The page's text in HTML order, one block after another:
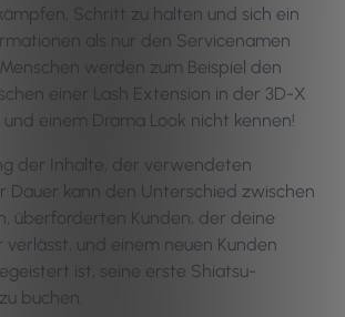
Schritt zu halten und sich ein
als nur den Servicenamen
werden zum Beispiel den
einer Lash Extension in der 3D-X
und einem Drama Look nicht kennen!
der Inhalte, der verwendeten
Dauer kann den Unterschied zwischen
überforderten Kunden, der deine
und einem neuen Kunden
ist, seine erste Shiatsu-
buchen.